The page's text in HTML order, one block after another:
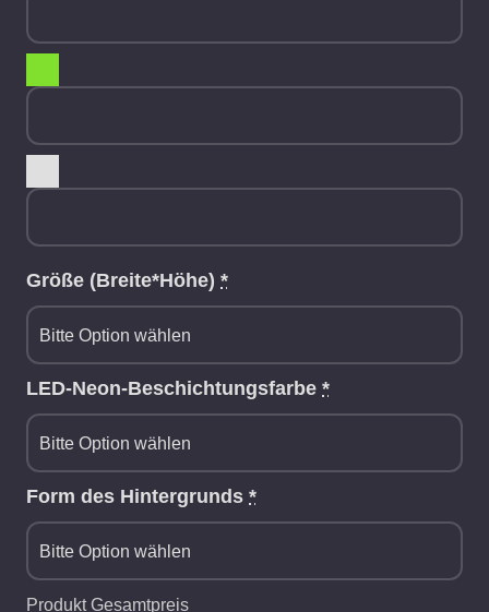
Größe (Breite*Höhe) *
LED-Neon-Beschichtungsfarbe *
Form des Hintergrunds *
Produkt Gesamtpreis